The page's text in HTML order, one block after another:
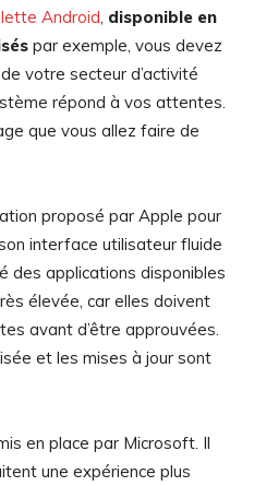
Android disponible en
par exemple, vous devez
votre secteur d’activité
répond à vos attentes.
que vous allez faire de
proposé par Apple pour
interface utilisateur fluide
des applications disponibles
élevée, car elles doivent
avant d’être approuvées.
et les mises à jour sont
en place par Microsoft. Il
une expérience plus